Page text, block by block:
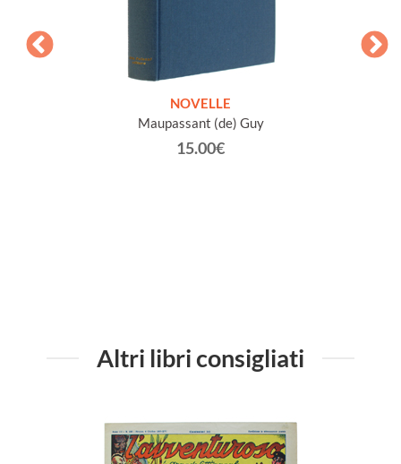
NOVELLE
Maupassant (de) Guy
15.00€
Altri libri consigliati